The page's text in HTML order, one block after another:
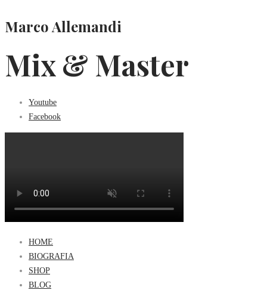
Marco Allemandi
Mix & Master
Youtube
Facebook
HOME
BIOGRAFIA
SHOP
BLOG